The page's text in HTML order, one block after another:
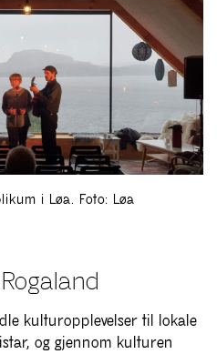
i Løa. Foto: Løa
kulturopplevelser til lokale
og gjennom kulturen